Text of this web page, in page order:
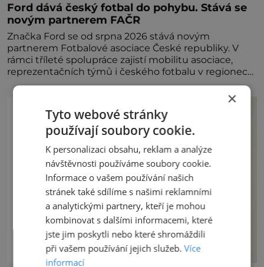
Ford dává český fotbal do pohybu. Stává se
novým partnerem FAČR
Značka Ford se od srpna 2026 stává novým
partnerem Fotbalové asociace České republiky. V
rámci tříleté spolupráce zajistí mobilitu asociace,
reprezentačních týmů i českého fotbalu v regionech.
Partner
×
Tyto webové stránky
používají soubory cookie.
K personalizaci obsahu, reklam a analýze
návštěvnosti používáme soubory cookie.
Informace o vašem používání našich
stránek také sdílíme s našimi reklamními
a analytickými partnery, kteří je mohou
kombinovat s dalšími informacemi, které
jste jim poskytli nebo které shromáždili
při vašem používání jejich služeb.Více
informací